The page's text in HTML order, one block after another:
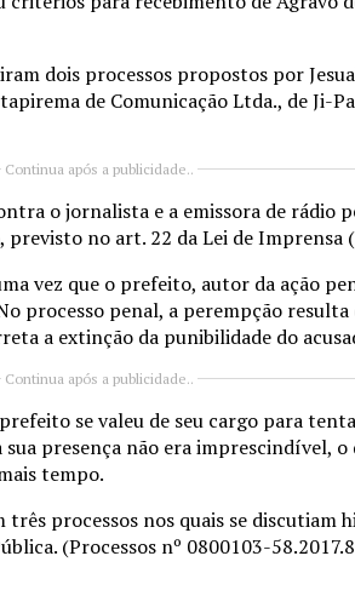
dois processos propostos por
de Comunicação Ltda., de Ji-
Continua após a publicidade..
o jornalista e a emissora de rádio
no art. 22 da Lei de Imprensa
vez que o prefeito, autor da ação
processo penal, a perempção
a extinção da punibilidade do
Continua após a publicidade..
se valeu de seu cargo para
presença não era imprescindível,
tempo.
processos nos quais se discutiam
(Processos nº 0800103-